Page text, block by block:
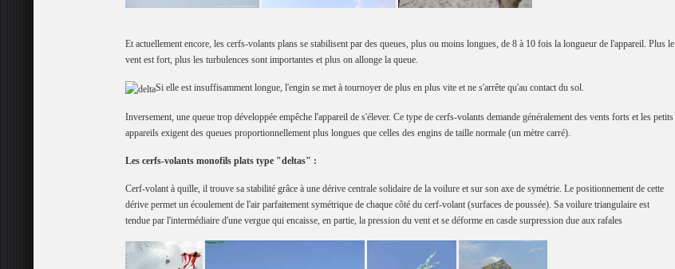
Et actuellement encore, les cerfs-volants plans se stabilisent par des queues, plus ou moins longues, de 8 à 10 fois la longueur de l'appareil. Plus le
vent est fort, plus les turbulences sont importantes et plus on allonge la queue.
Si elle est insuffisamment longue, l'engin se met à tournoyer de plus en plus vite et ne s'arrête qu'au contact du sol.
Inversement, une queue trop développée empêche l'appareil de s'élever. Ce type de cerfs-volants demande généralement des vents forts et les petits
appareils exigent des queues proportionnellement plus longues que celles des engins de taille normale (un mètre carré).
Les cerfs-volants monofils plats type "deltas" :
Cerf-volant à quille, il trouve sa stabilité grâce à une dérive centrale solidaire de la voilure et sur son axe de symétrie. Le positionnement de cette
dérive permet un écoulement de l'air parfaitement symétrique de chaque côté du cerf-volant (surfaces de poussée). Sa voilure triangulaire est
tendue par l'intermédiaire d'une vergue qui encaisse, en partie, la pression du vent et se déforme en casde surpression due aux rafales